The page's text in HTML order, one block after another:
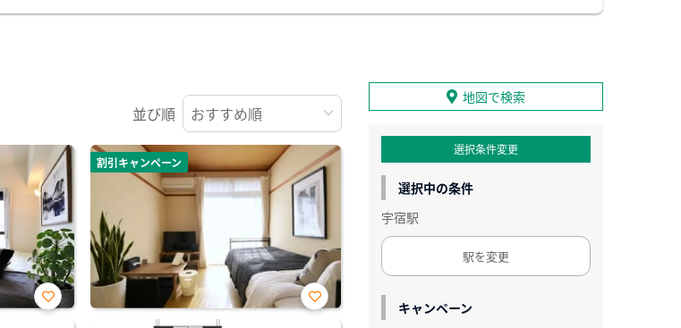
並び順
お気
割引キャンペーン
お気
地図で検索
選択条件変更
選択中の条件
宇宿駅
駅を変更
キャンペーン